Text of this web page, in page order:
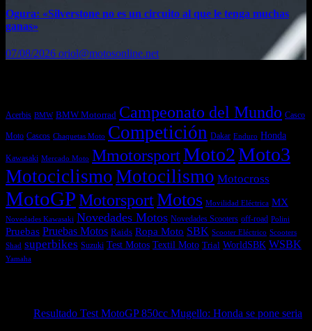
Ogura: «Silverstone no es un circuito al que le tenga muchas
ganas»
07/08/2026 oriol@motosonline.net
Acerbis BMW BMW Motorrad Campeonato del Mundo Casco
Moto Cascos Chaquetas Moto Competición Dakar Enduro Honda
Kawasaki Mercado Moto MmotorsportMoto2Moto3
MotociclismoMotocilismo Motocross
MotoGPMotorsportMotos Movilidad Eléctrica MX
Novedades Kawasaki Novedades Motos Novedades Scooters off-road Polini
Pruebas Pruebas Motos Raids Ropa Moto SBK Scooter Eléctrico Scooters
Shad superbikes Suzuki Test Motos Textil Moto Trial WorldSBK WSBK
Yamaha
Resultado Test MotoGP 850cc Mugello: Honda se pone seria